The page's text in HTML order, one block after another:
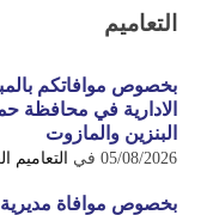
التعاميم
بخصوص موافاتكم
الادارية في محافظة
البنزين والمازوت
05/08/2026 في التعاميم
بخصوص موافاة مديرية